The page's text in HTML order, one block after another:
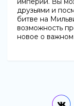
друзьями и
битве на
возможность
новое о